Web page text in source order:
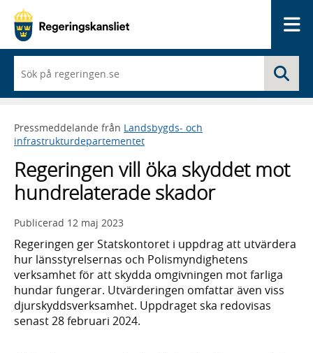
du
börjar
skriva
framträder
en
med
sökförslag
Pressmeddelande från Landsbygds- och
infrastrukturdepartementet
Regeringen vill öka skyddet mot
hundrelaterade skador
Publicerad 12 maj 2023
Regeringen ger Statskontoret i uppdrag att utvärdera
hur länsstyrelsernas och Polismyndighetens
verksamhet för att skydda omgivningen mot farliga
hundar fungerar. Utvärderingen omfattar även viss
djurskyddsverksamhet. Uppdraget ska redovisas
senast 28 februari 2024.